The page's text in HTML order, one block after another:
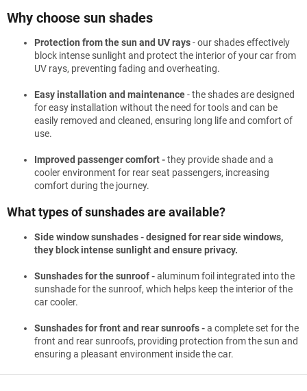
Why choose sun shades
Protection from the sun and UV rays- our shades effectively
block intense sunlight and protect the interior of your car from
UV rays, preventing fading and overheating.
Easy installation and maintenance- the shades are designed
for easy installation without the need for tools and can be
easily removed and cleaned, ensuring long life and comfort of
use.
Improved passenger comfort -they provide shade and a
cooler environment for rear seat passengers, increasing
comfort during the journey.
What types of sunshades are available?
Side window sunshades - designed for rear side windows,
they block intense sunlight and ensure privacy.
Sunshades for the sunroof -aluminum foil integrated into the
sunshade for the sunroof, which helps keep the interior of the
car cooler.
Sunshades for front and rear sunroofs -a complete set for the
front and rear sunroofs, providing protection from the sun and
ensuring a pleasant environment inside the car.